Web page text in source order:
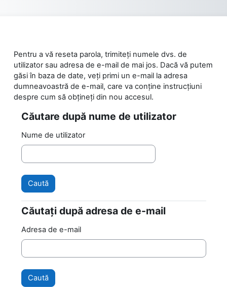
Pentru a vă reseta parola, trimiteți numele dvs. de
utilizator sau adresa de e-mail de mai jos. Dacă vă putem
găsi în baza de date, veți primi un e-mail la adresa
dumneavoastră de e-mail, care va conține instrucțiuni
despre cum să obțineți din nou accesul.
Căutare după nume de utilizator
Căutare după nume de utilizator
Nume de utilizator
Căutați după adresa de e-mail
Căutați după adresa de e-mail
Adresa de e-mail